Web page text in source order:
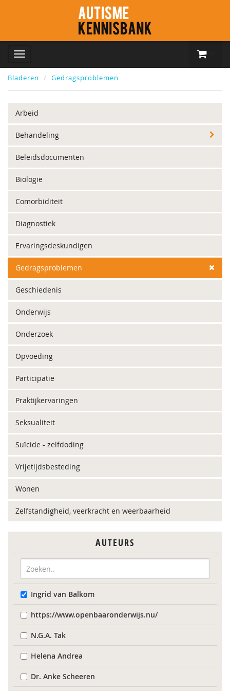
Bladeren Gedragsproblemen
Arbeid
Behandeling
Beleidsdocumenten
Biologie
Comorbiditeit
Diagnostiek
Ervaringsdeskundigen
Gedragsproblemen
Geschiedenis
Onderwijs
Onderzoek
Opvoeding
Participatie
Praktijkervaringen
Seksualiteit
Suïcide - zelfdoding
Vrijetijdsbesteding
Wonen
Zelfstandigheid, veerkracht en weerbaarheid
AUTEURS
Ingrid van Balkom
https://www.openbaaronderwijs.nu/
N.G.A. Tak
Helena Andrea
Dr. Anke Scheeren